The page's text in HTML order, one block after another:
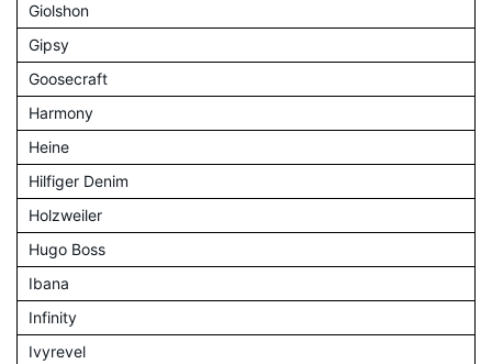
Giolshon
Gipsy
Goosecraft
Harmony
Heine
Hilfiger Denim
Holzweiler
Hugo Boss
Ibana
Infinity
Ivyrevel